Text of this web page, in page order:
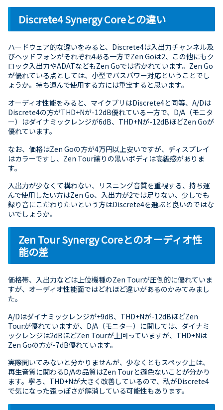
Discrete4 Synergy Coreとの違い
ハードウェア的な違いをみると、Discrete4は入出力チャンネル及
びヘッドフォンがそれぞれ4ある一方でZen Goは2、この他にもク
ロック入出力やADATなどもZen Goでは省かれています。Zen Go
が優れている点としては、小型でバスパワー対応ということでし
ょうか。持ち運んで使用する方には重宝すると思います。
オーディオ性能をみると、マイクプリはDiscrete4と同等、A/Dは
Discrete4の方がTHD+Nが-12dB優れている一方で、D/A（モニタ
ー）はダイナミックレンジが6dB、THD+Nが-12dBほどZen Goが
優れています。
なお、価格はZen Goの方が4万円以上安いですが、ディスプレイ
はカラーですし、Zen Tour譲りの黒いボディは高級感がありま
す。
入出力が少なくて構わない、リスニング音質を重視する、持ち運
んで使用したい方はZen Go、入出力が2では足りない、少しでも
録り音にこだわりたいという方はDiscrete4を選ぶと良いのではな
いでしょうか。
Zen Tour Synergy Coreとのオーディオ性
能の差
価格帯、入出力などは上位機種のZen Tourが圧倒的に優れていま
すが、オーディオ性能面ではどれほど違いがあるのかみてみまし
た。
A/Dはダイナミックレンジが+9dB、THD+Nが-12dBほどZen
Tourが優れていますが、D/A（モニター）に関しては、ダイナミ
ックレンジは2dBほどZen Tourが上回っていますが、THD+Nは
Zen Goの方が-7dB優れています。
実際聞いてみないと分かりませんが、少なくともスペック上は、
再生音質に関わるD/Aの品質はZen Tourと遜色ないことが分かり
ます。寧ろ、THD+Nが大きく改善しているので、私がDiscrete4
で気になった歪っぽさが解消している可能性もあります。